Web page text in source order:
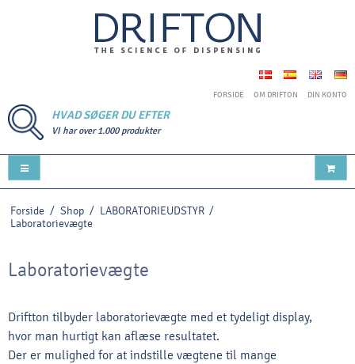
FORSIDE OM DRIFTON DIN KONTO
HVAD SØGER DU EFTER
VI har over 1.000 produkter
Forside / Shop / LABORATORIEUDSTYR /
Laboratorievægte
Laboratorievægte
Driftton tilbyder laboratorievægte med et tydeligt display,
hvor man hurtigt kan aflæse resultatet.
Der er mulighed for at indstille vægtene til mange